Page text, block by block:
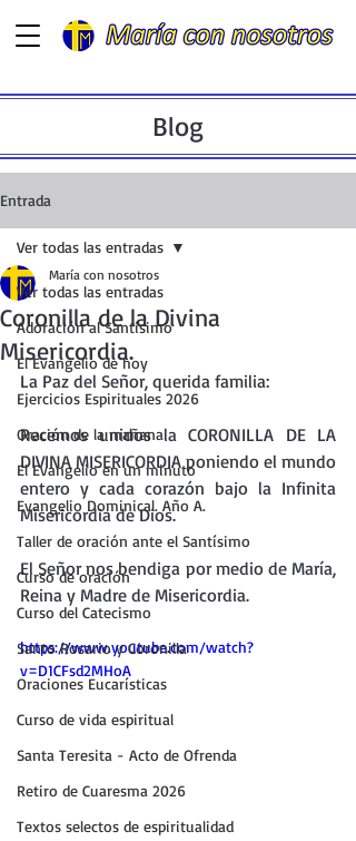
Blog
Entrada
Ver todas las entradas
Adoración al Santísimo
El Evangelio de hoy
Ejercicios Espirituales 2026
Oración de la mañana
El Evangelio en un minuto
Evangelio Dominical. Año A.
Taller de oración ante el Santísimo
Curso de oración
Curso del Catecismo
Santo Rosario y Coronilla
Oraciones Eucarísticas
Curso de vida espiritual
Santa Teresita - Acto de Ofrenda
Retiro de Cuaresma 2026
Textos selectos de espiritualidad
Ver todas las entradas
Coronilla de la Divina
Misericordia.
María con nosotros
La Paz del Señor, querida familia:
Recemos unidos la CORONILLA DE LA
DIVINA MISERICORDIA poniendo el mundo
entero y cada corazón bajo la Infinita
Misericordia de Dios.
El Señor nos bendiga por medio de María,
Reina y Madre de Misericordia.
https://www.youtube.com/watch?
v=D1CFsd2MHoA